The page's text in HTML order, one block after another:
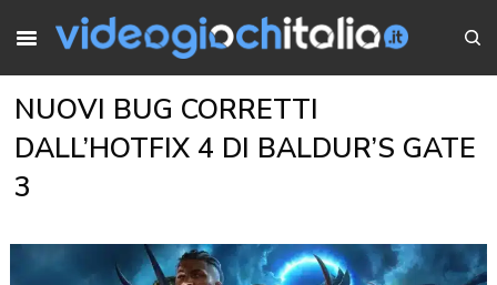
NUOVI BUG CORRETTI
DALL’HOTFIX 4 DI BALDUR’S GATE
3